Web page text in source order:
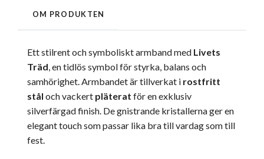
OM PRODUKTEN
Ett stilrent och symboliskt armband med Livets
Träd, en tidlös symbol för styrka, balans och
samhörighet. Armbandet är tillverkat i rostfritt
stål och vackert pläterat för en exklusiv
silverfärgad finish. De gnistrande kristallerna ger en
elegant touch som passar lika bra till vardag som till
fest.